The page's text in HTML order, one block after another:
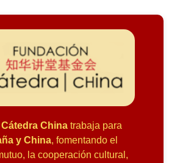
China trabaja para
y China, fomentando el
la cooperación cultural,